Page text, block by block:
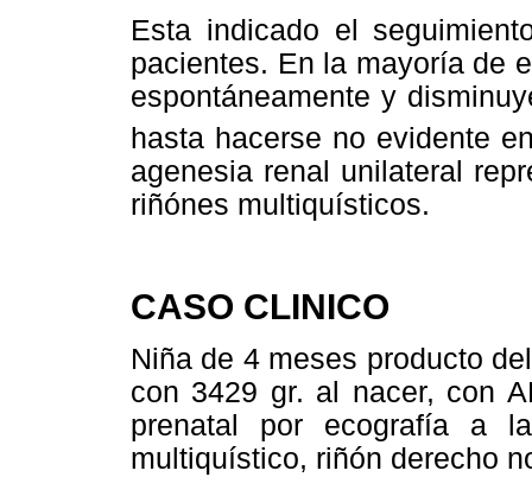
Esta indicado el
pacientes. En la mayoría de
espontáneamente y
hasta hacerse no evidente
agenesia renal unilateral
riñónes multiquísticos.
CASO CLINICO
Niña de 4 meses producto
con 3429 gr. al nacer, con
prenatal por ecografía a
multiquístico, riñón derecho